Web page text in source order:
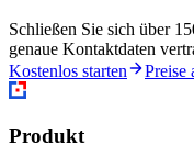
Schließen Sie sich über
genaue Kontaktdaten
Kostenlos starten
Preise
Produkt